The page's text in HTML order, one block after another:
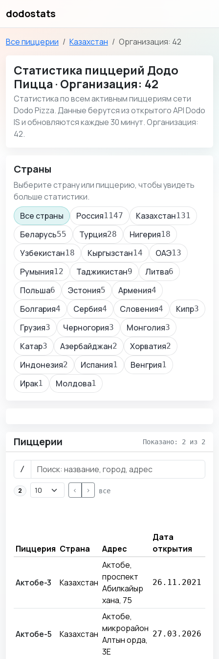
dodostats
Все пиццерии Казахстан Организация: 42
Статистика пиццерий Додо
Пицца · Организация: 42
Статистика по всем активным пиццериям сети
Dodo Pizza. Данные берутся из открытого API Dodo
IS и обновляются каждые 30 минут. Организация:
42.
Страны
Выберите страну или пиццерию, чтобы увидеть
больше статистики.
Все страны
Россия1147 Казахстан131
Беларусь55 Турция28 Нигерия18
Узбекистан18 Кыргызстан14 ОАЭ13
Румыния12 Таджикистан9 Литва6
Польша6 Эстония5 Армения4
Болгария4 Сербия4 Словения4 Кипр3
Грузия3 Черногория3 Монголия3
Катар3 Азербайджан2 Хорватия2
Индонезия2 Испания1 Венгрия1
Ирак1 Молдова1
Пиццерии Показано: 2 из 2
/
2 < > все
Пиццерия Страна Адрес
Дата
открытия
Актобе-3 Казахстан
Актобе,
проспект
Абилкайыр
хана, 75
26.11.2021
Актобе-5 Казахстан
Актобе,
микрорайон
Алтын орда,
3Е
27.03.2026